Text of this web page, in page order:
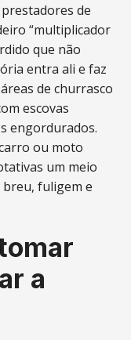
de
“multiplicador
que não
entra ali e faz
de churrasco
escovas
engordurados.
ou moto
um meio
fuligem e
a